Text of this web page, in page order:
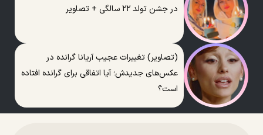
در جشن تولد ۲۲ سالگی + تصاویر
(تصاویر) تغییرات عجیب آریانا گرانده در
عکس‌های جدیدش؛ آیا اتفاقی برای گرانده افتاده
است؟